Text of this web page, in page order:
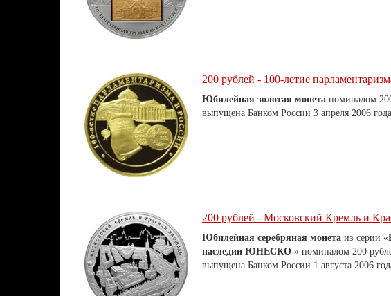
200 рублей - 100-летие
Юбилейная золотая монета номиналом
выпущена Банком России 3 апреля 2006
200 рублей - Московский Кремль и
Юбилейная серебряная монета из серии «
наследии ЮНЕСКО » номиналом 200
выпущена Банком России 1 августа 2006